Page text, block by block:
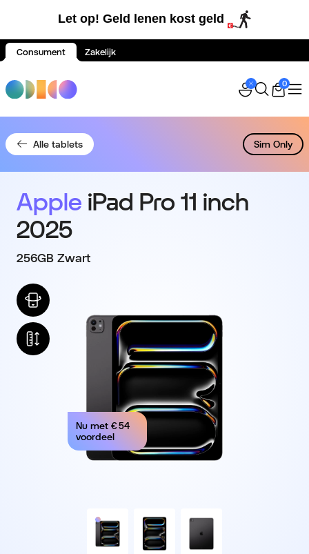
Let op! Geld lenen kost geld
Consument Zakelijk
0
Alle tablets Sim Only
Apple iPad Pro 11 inch
2025
256GB Zwart
Nu met € 54
voordeel